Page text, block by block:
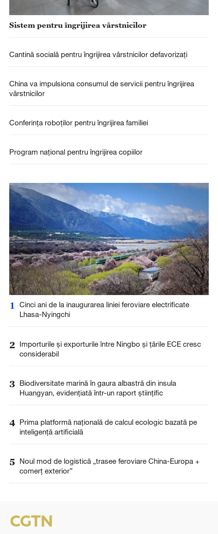
Sistem pentru îngrijirea vârstnicilor
Cantină socială pentru îngrijirea vârstnicilor defavorizați
China va impulsiona consumul de servicii pentru îngrijirea
vârstnicilor
Conferința roboților pentru îngrijirea familiei
Program național pentru îngrijirea copiilor
1
Cinci ani de la inaugurarea liniei feroviare electrificate
Lhasa-Nyingchi
2 Importurile și exporturile între Ningbo și țările ECE cresc
considerabil
3 Biodiversitate marină în gaura albastră din insula
Huangyan, evidențiată într-un raport științific
4 Prima platformă națională de calcul ecologic bazată pe
inteligență artificială
5
Noul mod de logistică „trasee feroviare China-Europa +
comerț exterior”